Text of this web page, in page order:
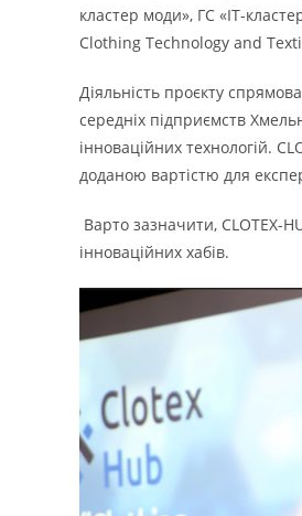
кластер моди», ГС «ІТ-
Clothing Technology and
Діяльність проєкту
середніх підприємств
інноваційних технологій.
доданою вартістю для
Варто зазначити, CLOTEX-
інноваційних хабів.